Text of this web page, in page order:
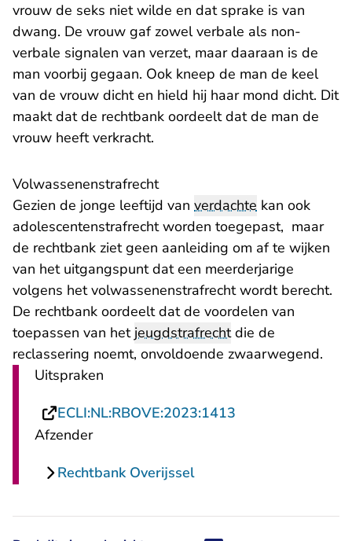
vrouw de seks niet wilde en dat sprake is van
dwang. De vrouw gaf zowel verbale als non-
verbale signalen van verzet, maar daaraan is de
man voorbij gegaan. Ook kneep de man de keel
van de vrouw dicht en hield hij haar mond dicht. Dit
maakt dat de rechtbank oordeelt dat de man de
vrouw heeft verkracht.
Volwassenenstrafrecht
Gezien de jonge leeftijd van verdachte kan ook
adolescentenstrafrecht worden toegepast, maar
de rechtbank ziet geen aanleiding om af te wijken
van het uitgangspunt dat een meerderjarige
volgens het volwassenenstrafrecht wordt berecht.
De rechtbank oordeelt dat de voordelen van
toepassen van het jeugdstrafrechtdie de
reclassering noemt, onvoldoende zwaarwegend.
Uitspraken
ECLI:NL:RBOVE:2023:1413
Afzender
Rechtbank Overijssel